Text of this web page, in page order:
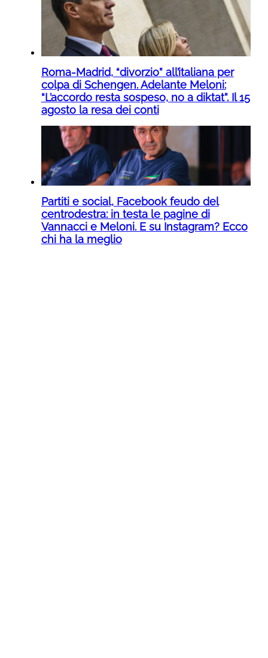
Roma-Madrid, “divorzio” all’italiana per
colpa di Schengen. Adelante Meloni:
“L’accordo resta sospeso, no a diktat”. Il 15
agosto la resa dei conti
Partiti e social, Facebook feudo del
centrodestra: in testa le pagine di
Vannacci e Meloni. E su Instagram? Ecco
chi ha la meglio